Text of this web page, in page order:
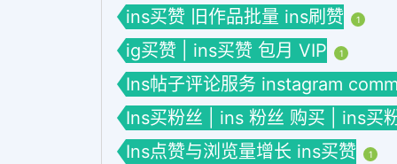
ins买赞 旧作品批量 ins刷赞 1
ig买赞 | ins买赞 包月 VIP 1
Ins帖子评论服务 instagram
Ins买粉丝 | ins 粉丝 购买 | ins买
Ins点赞与浏览量增长 ins买赞 1